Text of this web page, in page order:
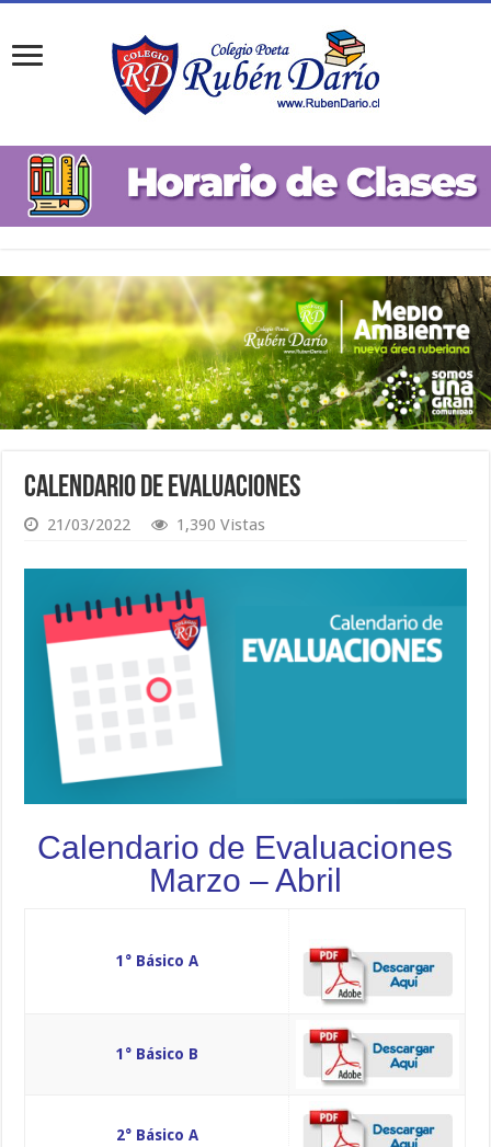
Calendario de Evaluaciones
21/03/2022 1,390 Vistas
Calendario de Evaluaciones
Marzo – Abril
1° Básico A
1° Básico B
2° Básico A